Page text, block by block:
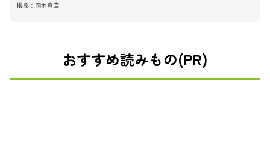
撮影： 岡本真直
おすすめ読みもの(PR)